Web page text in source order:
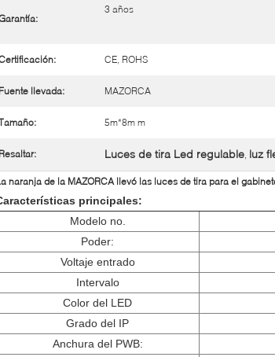
3 años
CE, ROHS
llevada: MAZORCA
5m*8m m
Luces de tira Led regulable, luz
naranja de la MAZORCA llevó las luces de tira para el
principales:
Modelo no.
Poder:
Voltaje entrado
Intervalo
Color del LED
Grado del IP
Anchura del PWB: